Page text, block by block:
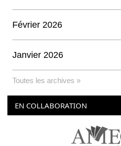
Février 2026
Janvier 2026
Toutes les archives »
EN COLLABORATION